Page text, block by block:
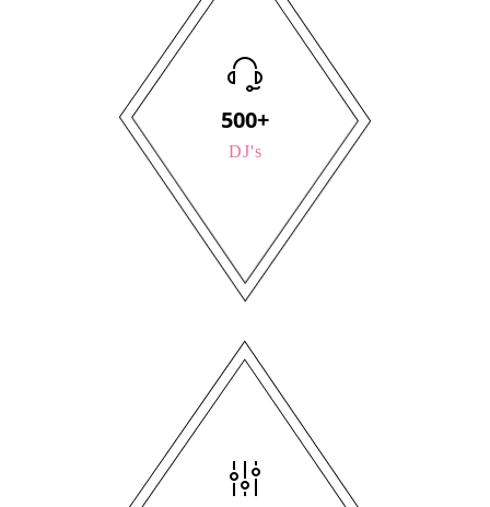
500+
DJ's